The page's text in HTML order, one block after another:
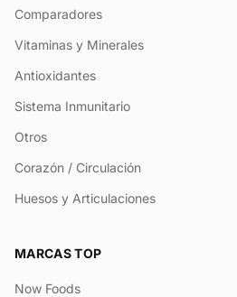
Comparadores
Vitaminas y Minerales
Antioxidantes
Sistema Inmunitario
Otros
Corazón / Circulación
Huesos y Articulaciones
MARCAS TOP
Now Foods